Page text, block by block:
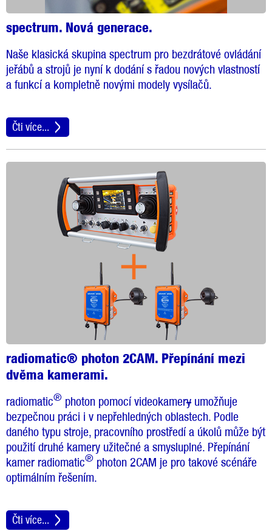
spectrum. Nová generace.
Naše klasická skupina spectrum pro bezdrátové ovládání
jeřábů a strojů je nyní k dodání s řadou nových vlastností
a funkcí a kompletně novými modely vysílačů.
Čti více...
radiomatic® photon 2CAM. Přepínání mezi
dvěma kamerami.
radiomatic® photon pomocí videokamery umožňuje
bezpečnou práci i v nepřehledných oblastech. Podle
daného typu stroje, pracovního prostředí a úkolů může být
použití druhé kamery užitečné a smysluplné. Přepínání
kamer radiomatic® photon 2CAM je pro takové scénáře
optimálním řešením.
Čti více...